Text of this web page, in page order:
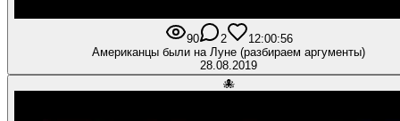
90 2 1 2:00:56
Американцы были на Луне (разбираем аргументы)
28.08.2019
🐙